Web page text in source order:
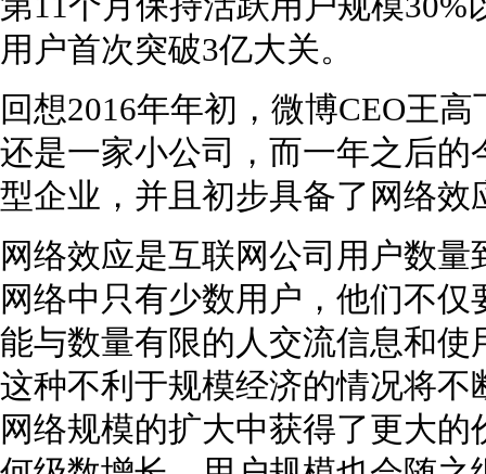
用户首次突破3亿大关。
回想2016年年初，微博CEO王
还是一家小公司，而一年之后
型企业，并且初步具备了网络效
网络效应是互联网公司用户数
网络中只有少数用户，他们不
能与数量有限的人交流信息和
这种不利于规模经济的情况将
网络规模的扩大中获得了更大